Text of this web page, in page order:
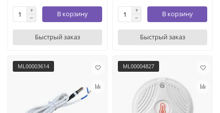
В корзину
Быстрый заказ
В корзину
Быстрый заказ
ML00003614 ML00004827